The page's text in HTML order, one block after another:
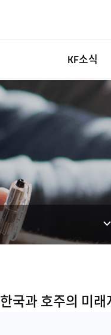
KF소식
새소식
고객센터
보도자료
재단소개자료
공공외교 자료
한국과 호주의 미